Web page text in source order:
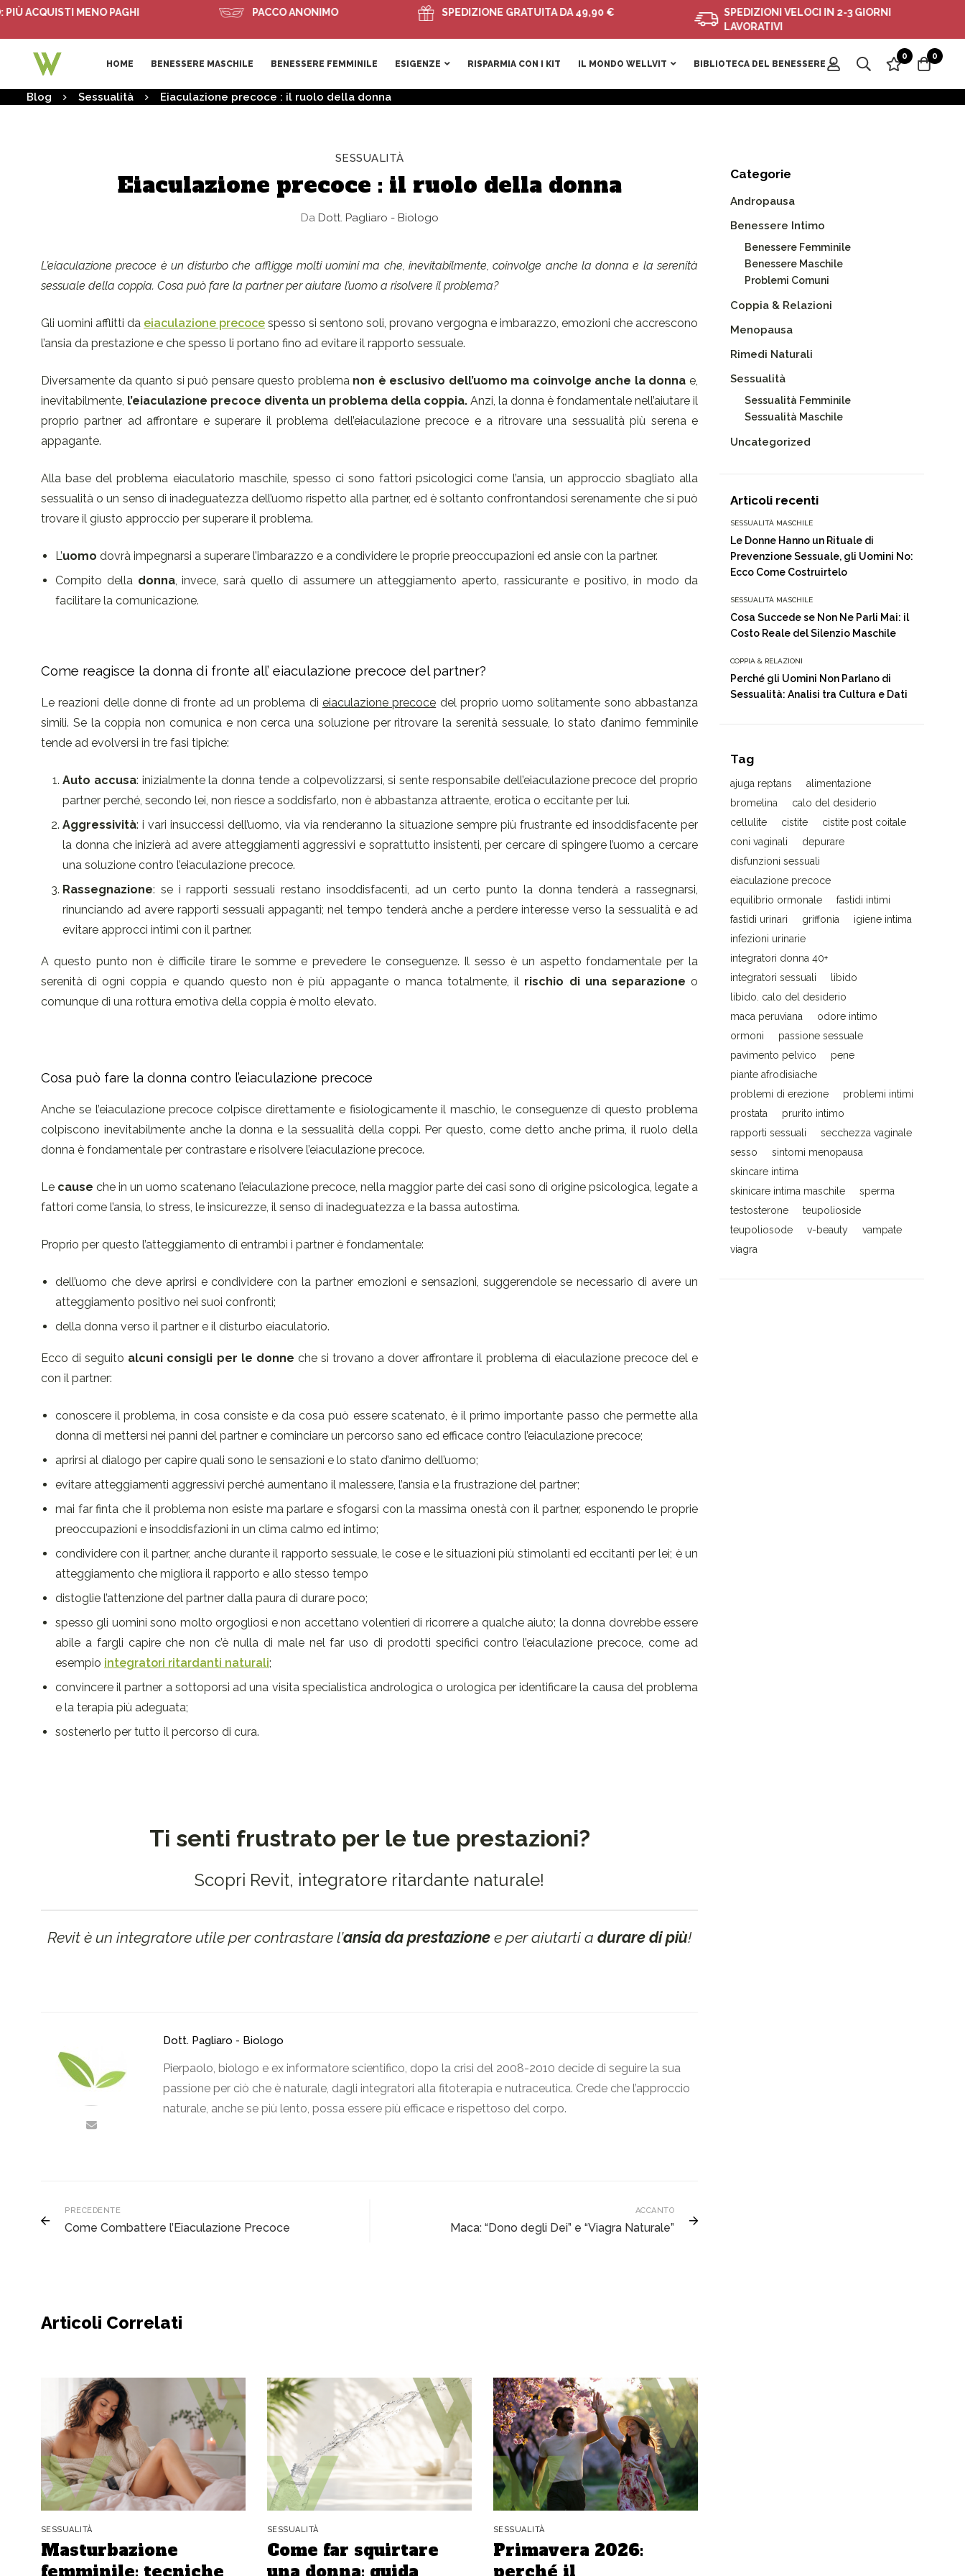
MENO PAGHI PACCO ANONIMO SPEDIZIONE GRATUITA DA 49,90 €
SPEDIZIONI VELOCI IN 2-3 GIORNI
LAVORATIVI
HOME BENESSERE MASCHILE BENESSERE FEMMINILE ESIGENZE RISPARMIA CON I KIT IL MONDO WELLVIT BIBLIOTECA DEL BENESSERE
0 0
Blog Sessualità Eiaculazione precoce : il ruolo della donna
SESSUALITÀ
Eiaculazione precoce : il ruolo della donna
DaDott. Pagliaro - Biologo
L’eiaculazione precoce è un disturbo che affligge molti uomini ma che, inevitabilmente, coinvolge anche la donna e la serenità
sessuale della coppia. Cosa può fare la partner per aiutare l’uomo a risolvere il problema?
Gli uomini afflitti da eiaculazione precoce spesso si sentono soli, provano vergogna e imbarazzo, emozioni che accrescono
l’ansia da prestazione e che spesso li portano fino ad evitare il rapporto sessuale.
Diversamente da quanto si può pensare questo problema non è esclusivo dell’uomo ma coinvolge anche la donnae,
inevitabilmente, l’eiaculazione precoce diventa un problema della coppia. Anzi, la donna è fondamentale nell’aiutare il
proprio partner ad affrontare e superare il problema dell’eiaculazione precoce e a ritrovare una sessualità più serena e
appagante.
Alla base del problema eiaculatorio maschile, spesso ci sono fattori psicologici come l’ansia, un approccio sbagliato alla
sessualità o un senso di inadeguatezza dell’uomo rispetto alla partner, ed è soltanto confrontandosi serenamente che si può
trovare il giusto approccio per superare il problema.
L’uomo dovrà impegnarsi a superare l’imbarazzo e a condividere le proprie preoccupazioni ed ansie con la partner.
Compito della donna, invece, sarà quello di assumere un atteggiamento aperto, rassicurante e positivo, in modo da
facilitare la comunicazione.
Come reagisce la donna di fronte all’ eiaculazione precoce del partner?
Le reazioni delle donne di fronte ad un problema di eiaculazione precoce del proprio uomo solitamente sono abbastanza
simili. Se la coppia non comunica e non cerca una soluzione per ritrovare la serenità sessuale, lo stato d’animo femminile
tende ad evolversi in tre fasi tipiche:
Auto accusa: inizialmente la donna tende a colpevolizzarsi, si sente responsabile dell’eiaculazione precoce del proprio
partner perché, secondo lei, non riesce a soddisfarlo, non è abbastanza attraente, erotica o eccitante per lui.
Aggressività: i vari insuccessi dell’uomo, via via renderanno la situazione sempre più frustrante ed insoddisfacente per
la donna che inizierà ad avere atteggiamenti aggressivi e soprattutto insistenti, per cercare di spingere l’uomo a cercare
una soluzione contro l’eiaculazione precoce.
Rassegnazione: se i rapporti sessuali restano insoddisfacenti, ad un certo punto la donna tenderà a rassegnarsi,
rinunciando ad avere rapporti sessuali appaganti; nel tempo tenderà anche a perdere interesse verso la sessualità e ad
evitare approcci intimi con il partner.
A questo punto non è difficile tirare le somme e prevedere le conseguenze. Il sesso è un aspetto fondamentale per la
serenità di ogni coppia e quando questo non è più appagante o manca totalmente, il rischio di una separazione o
comunque di una rottura emotiva della coppia è molto elevato.
Cosa può fare la donna contro l’eiaculazione precoce
Anche se l’eiaculazione precoce colpisce direttamente e fisiologicamente il maschio, le conseguenze di questo problema
colpiscono inevitabilmente anche la donna e la sessualità della coppi. Per questo, come detto anche prima, il ruolo della
donna è fondamentale per contrastare e risolvere l’eiaculazione precoce.
Le cause che in un uomo scatenano l’eiaculazione precoce, nella maggior parte dei casi sono di origine psicologica, legate a
fattori come l’ansia, lo stress, le insicurezze, il senso di inadeguatezza e la bassa autostima.
Proprio per questo l’atteggiamento di entrambi i partner è fondamentale:
dell’uomo che deve aprirsi e condividere con la partner emozioni e sensazioni, suggerendole se necessario di avere un
atteggiamento positivo nei suoi confronti;
della donna verso il partner e il disturbo eiaculatorio.
Ecco di seguito alcuni consigli per le donne che si trovano a dover affrontare il problema di eiaculazione precoce del e
con il partner:
conoscere il problema, in cosa consiste e da cosa può essere scatenato, è il primo importante passo che permette alla
donna di mettersi nei panni del partner e cominciare un percorso sano ed efficace contro l’eiaculazione precoce;
aprirsi al dialogo per capire quali sono le sensazioni e lo stato d’animo dell’uomo;
evitare atteggiamenti aggressivi perché aumentano il malessere, l’ansia e la frustrazione del partner;
mai far finta che il problema non esiste ma parlare e sfogarsi con la massima onestà con il partner, esponendo le proprie
preoccupazioni e insoddisfazioni in un clima calmo ed intimo;
condividere con il partner, anche durante il rapporto sessuale, le cose e le situazioni più stimolanti ed eccitanti per lei; è un
atteggiamento che migliora il rapporto e allo stesso tempo
distoglie l’attenzione del partner dalla paura di durare poco;
spesso gli uomini sono molto orgogliosi e non accettano volentieri di ricorrere a qualche aiuto; la donna dovrebbe essere
abile a fargli capire che non c’è nulla di male nel far uso di prodotti specifici contro l’eiaculazione precoce, come ad
esempio integratori ritardanti naturali;
convincere il partner a sottoporsi ad una visita specialistica andrologica o urologica per identificare la causa del problema
e la terapia più adeguata;
sostenerlo per tutto il percorso di cura.
Ti senti frustrato per le tue prestazioni?
Scopri Revit, integratore ritardante naturale!
Revit è un integratore utile per contrastare l’ansia da prestazione e per aiutarti a durare di più!
Dott. Pagliaro - Biologo
Pierpaolo, biologo e ex informatore scientifico, dopo la crisi del 2008-2010 decide di seguire la sua
passione per ciò che è naturale, dagli integratori alla fitoterapia e nutraceutica. Crede che l’approccio
naturale, anche se più lento, possa essere più efficace e rispettoso del corpo.
PRECEDENTE
Come Combattere l’Eiaculazione Precoce
ACCANTO
Maca: “Dono degli Dei” e “Viagra Naturale”
Articoli Correlati
SESSUALITÀ
Masturbazione
femminile: tecniche
SESSUALITÀ
Come far squirtare
una donna: guida
SESSUALITÀ
Primavera 2026:
perché il
Categorie
Andropausa
Benessere Intimo
Benessere Femminile
Benessere Maschile
Problemi Comuni
Coppia & Relazioni
Menopausa
Rimedi Naturali
Sessualità
Sessualità Femminile
Sessualità Maschile
Uncategorized
Articoli recenti
SESSUALITÀ MASCHILE
Le Donne Hanno un Rituale di
Prevenzione Sessuale, gli Uomini No:
Ecco Come Costruirtelo
SESSUALITÀ MASCHILE
Cosa Succede se Non Ne Parli Mai: il
Costo Reale del Silenzio Maschile
COPPIA & RELAZIONI
Perché gli Uomini Non Parlano di
Sessualità: Analisi tra Cultura e Dati
Tag
ajuga reptans
alimentazione
bromelina
calo del desiderio
cellulite
cistite
cistite post coitale
coni vaginali
depurare
disfunzioni sessuali
eiaculazione precoce
equilibrio ormonale
fastidi intimi
fastidi urinari
griffonia
igiene intima
infezioni urinarie
integratori donna 40+
integratori sessuali
libido
libido. calo del desiderio
maca peruviana
odore intimo
ormoni
passione sessuale
pavimento pelvico
pene
piante afrodisiache
problemi di erezione
problemi intimi
prostata
prurito intimo
rapporti sessuali
secchezza vaginale
sesso
sintomi menopausa
skincare intima
skinicare intima maschile
sperma
testosterone
teupolioside
teupoliosode
v-beauty
vampate
viagra